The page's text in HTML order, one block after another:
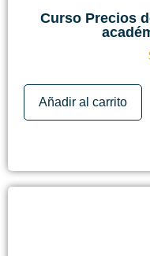
Curso Precios
Añadir al carrito